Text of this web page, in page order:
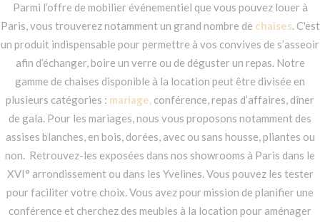
Parmi l’offre de mobilier événementiel que vous pouvez louer à
Paris, vous trouverez notamment un grand nombre de chaises. C'est
un produit indispensable pour permettre à vos convives de s’asseoir
afin d’échanger, boire un verre ou de déguster un repas. Notre
gamme de chaises disponible à la location peut être divisée en
plusieurs catégories : mariage, conférence, repas d’affaires, dîner
de gala. Pour les mariages, nous vous proposons notamment des
assises blanches, en bois, dorées, avec ou sans housse, pliantes ou
non. Retrouvez-les exposées dans nos showrooms à Paris dans le
XVI° arrondissement ou dans les Yvelines. Vous pouvez les tester
pour faciliter votre choix. Vous avez pour mission de planifier une
conférence et cherchez des meubles à la location pour aménager